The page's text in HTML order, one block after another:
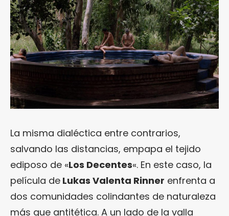
La misma dialéctica entre contrarios,
salvando las distancias, empapa el tejido
ediposo de «Los Decentes«. En este caso, la
película de Lukas Valenta Rinner enfrenta a
dos comunidades colindantes de naturaleza
más que antitética. A un lado de la valla